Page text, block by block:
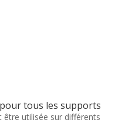
tous les supports
être utilisée sur différents